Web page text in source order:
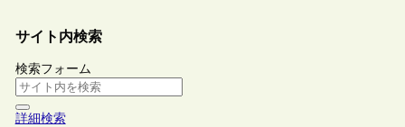
サイト内検索
検索フォーム
詳細検索